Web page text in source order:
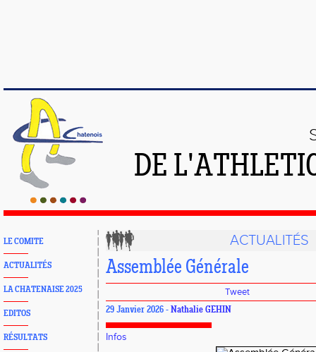
DE
LE COMITE
ACTUALITÉS
LA CHATENAISE 2025
EDITOS
RÉSULTATS
ACTUALITÉS
Assemblée Générale
Tweet
29 Janvier 2026 - Nathalie GEHIN
Infos